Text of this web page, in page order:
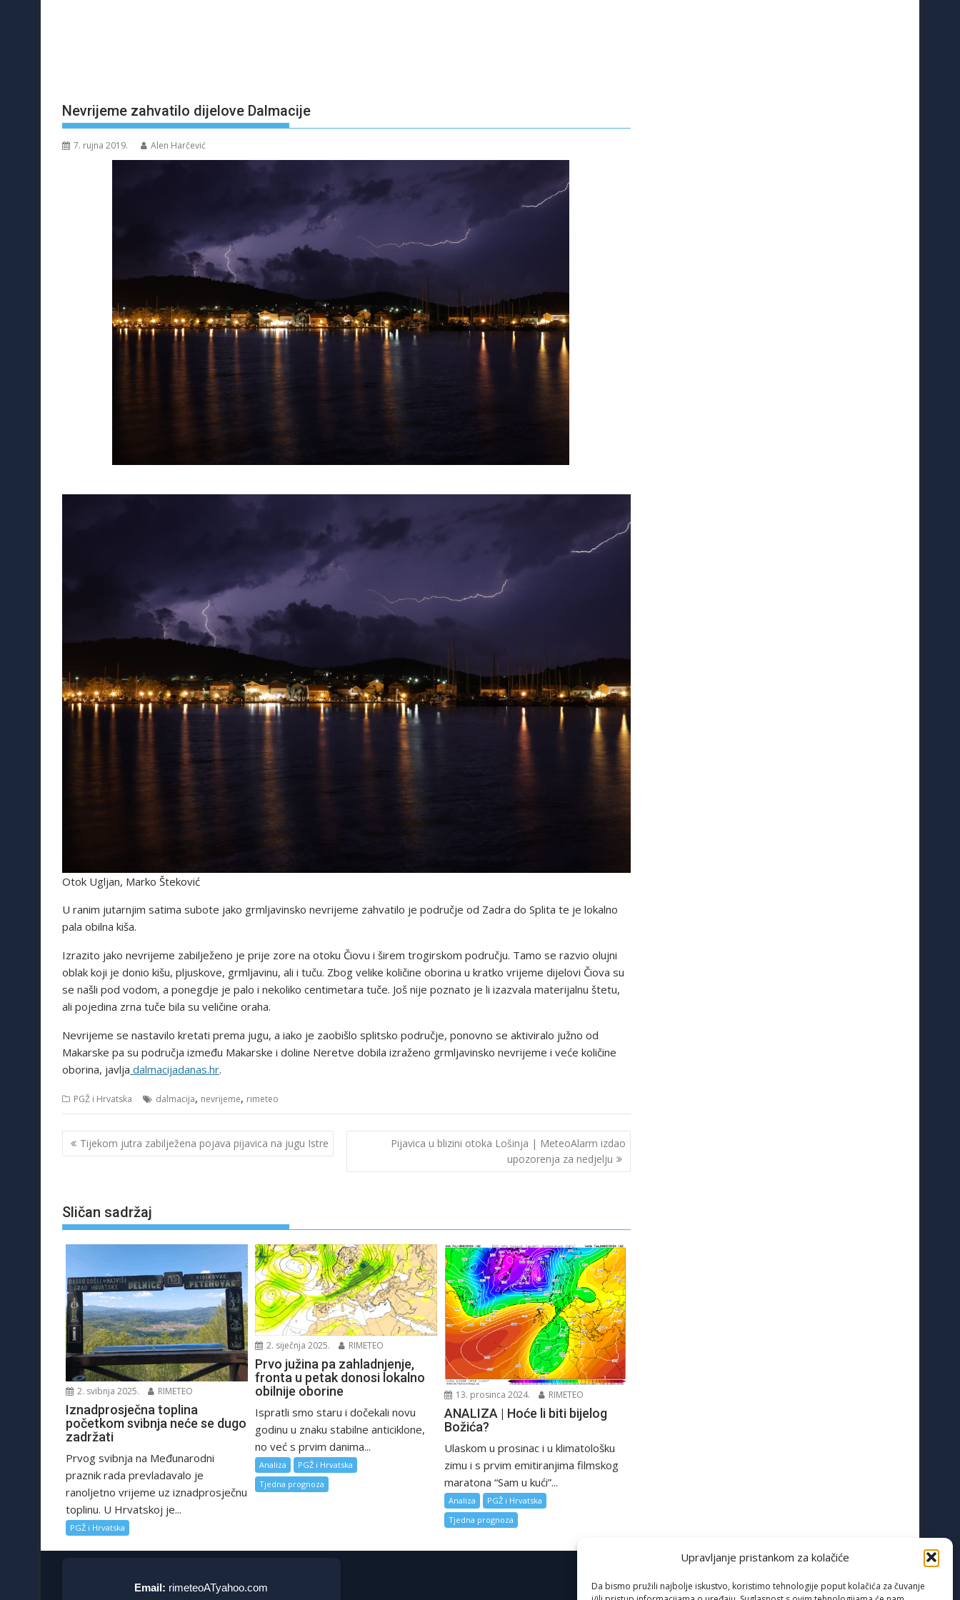
Upravljanje pristankom za kolačiće
Da bismo pružili najbolje iskustvo, koristimo tehnologije poput kolačića za čuvanje
Nevrijeme zahvatilo dijelove Dalmacije
7. rujna 2019. Alen Harčević
Otok Ugljan, Marko Šteković
U ranim jutarnjim satima subote jako grmljavinsko nevrijeme zahvatilo je područje od Zadra do Splita te je lokalno
pala obilna kiša.
Izrazito jako nevrijeme zabilježeno je prije zore na otoku Čiovu i širem trogirskom području. Tamo se razvio olujni
oblak koji je donio kišu, pljuskove, grmljavinu, ali i tuču. Zbog velike količine oborina u kratko vrijeme dijelovi Čiova su
se našli pod vodom, a ponegdje je palo i nekoliko centimetara tuče. Još nije poznato je li izazvala materijalnu štetu,
ali pojedina zrna tuče bila su veličine oraha.
Nevrijeme se nastavilo kretati prema jugu, a iako je zaobišlo splitsko područje, ponovno se aktiviralo južno od
Makarske pa su područja između Makarske i doline Neretve dobila izraženo grmljavinsko nevrijeme i veće količine
oborina, javlja dalmacijadanas.hr.
PGŽ i Hrvatska dalmacija, nevrijeme, rimeteo
Navigacija
objava
Tijekom jutra zabilježena pojava pijavica na jugu Istre
Pijavica u blizini otoka Lošinja | MeteoAlarm izdao
upozorenja za nedjelju
Sličan sadržaj
2. svibnja 2025. RIMETEO
Iznadprosječna toplina
početkom svibnja neće se dugo
zadržati
Prvog svibnja na Međunarodni
praznik rada prevladavalo je
ranoljetno vrijeme uz iznadprosječnu
toplinu. U Hrvatskoj je...
PGŽ i Hrvatska
2. siječnja 2025. RIMETEO
Prvo južina pa zahladnjenje,
fronta u petak donosi lokalno
obilnije oborine
Ispratli smo staru i dočekali novu
godinu u znaku stabilne anticiklone,
no već s prvim danima...
Analiza
PGŽ i Hrvatska
Tjedna prognoza
13. prosinca 2024. RIMETEO
ANALIZA | Hoće li biti bijelog
Božića?
Ulaskom u prosinac i u klimatološku
zimu i s prvim emitiranjima filmskog
maratona “Sam u kući”...
Analiza
PGŽ i Hrvatska
Tjedna prognoza
Email: rimeteoATyahoo.com